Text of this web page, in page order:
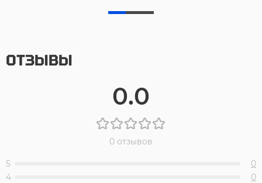
ОТЗЫВЫ
0.0
0 отзывов
5
0
4
0